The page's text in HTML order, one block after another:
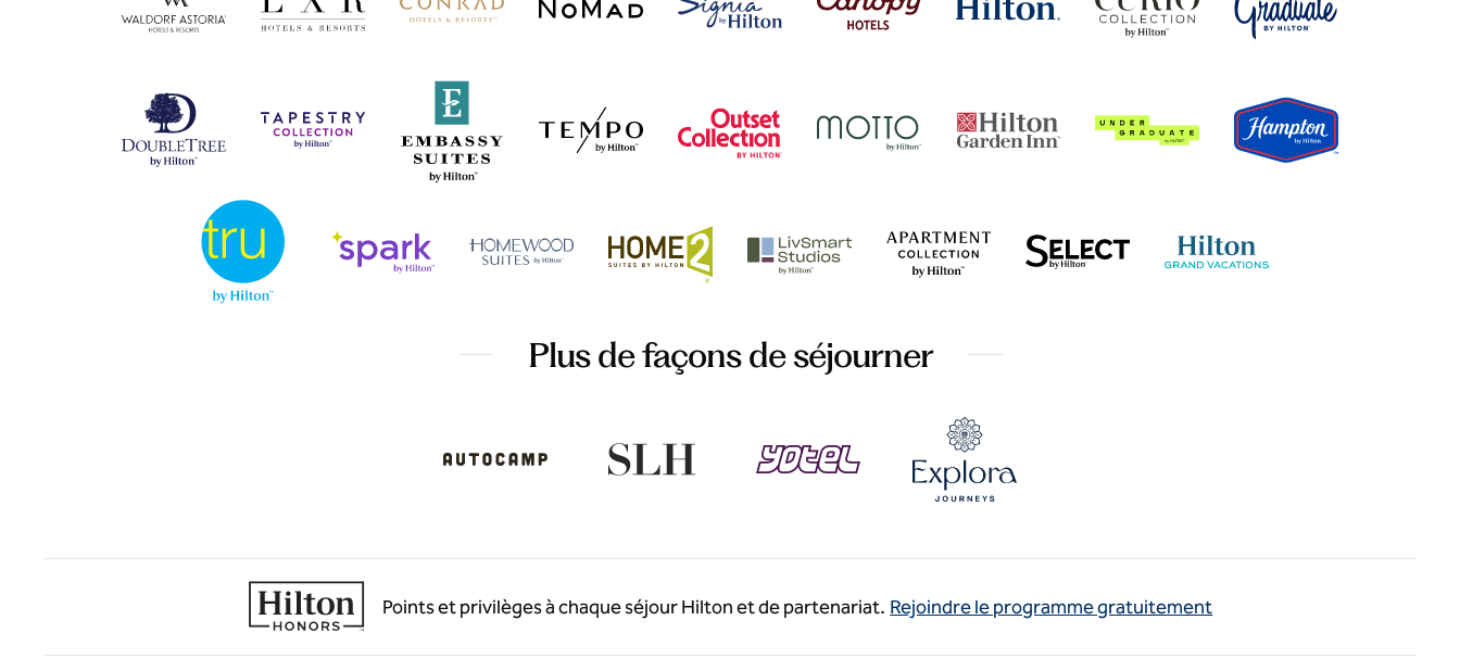
Plus de façons de séjourner
Points et privilèges à chaque séjour Hilton et de partenariat. Rejoindre le programme gratuitement